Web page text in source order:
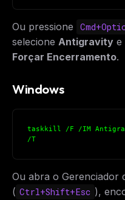
Ou pressione
selecione Antigravity e
Forçar Encerramento.
Windows
taskkill /F /IM
/T
Ou abra o Gerenciador
( Ctrl+Shift+Esc ),